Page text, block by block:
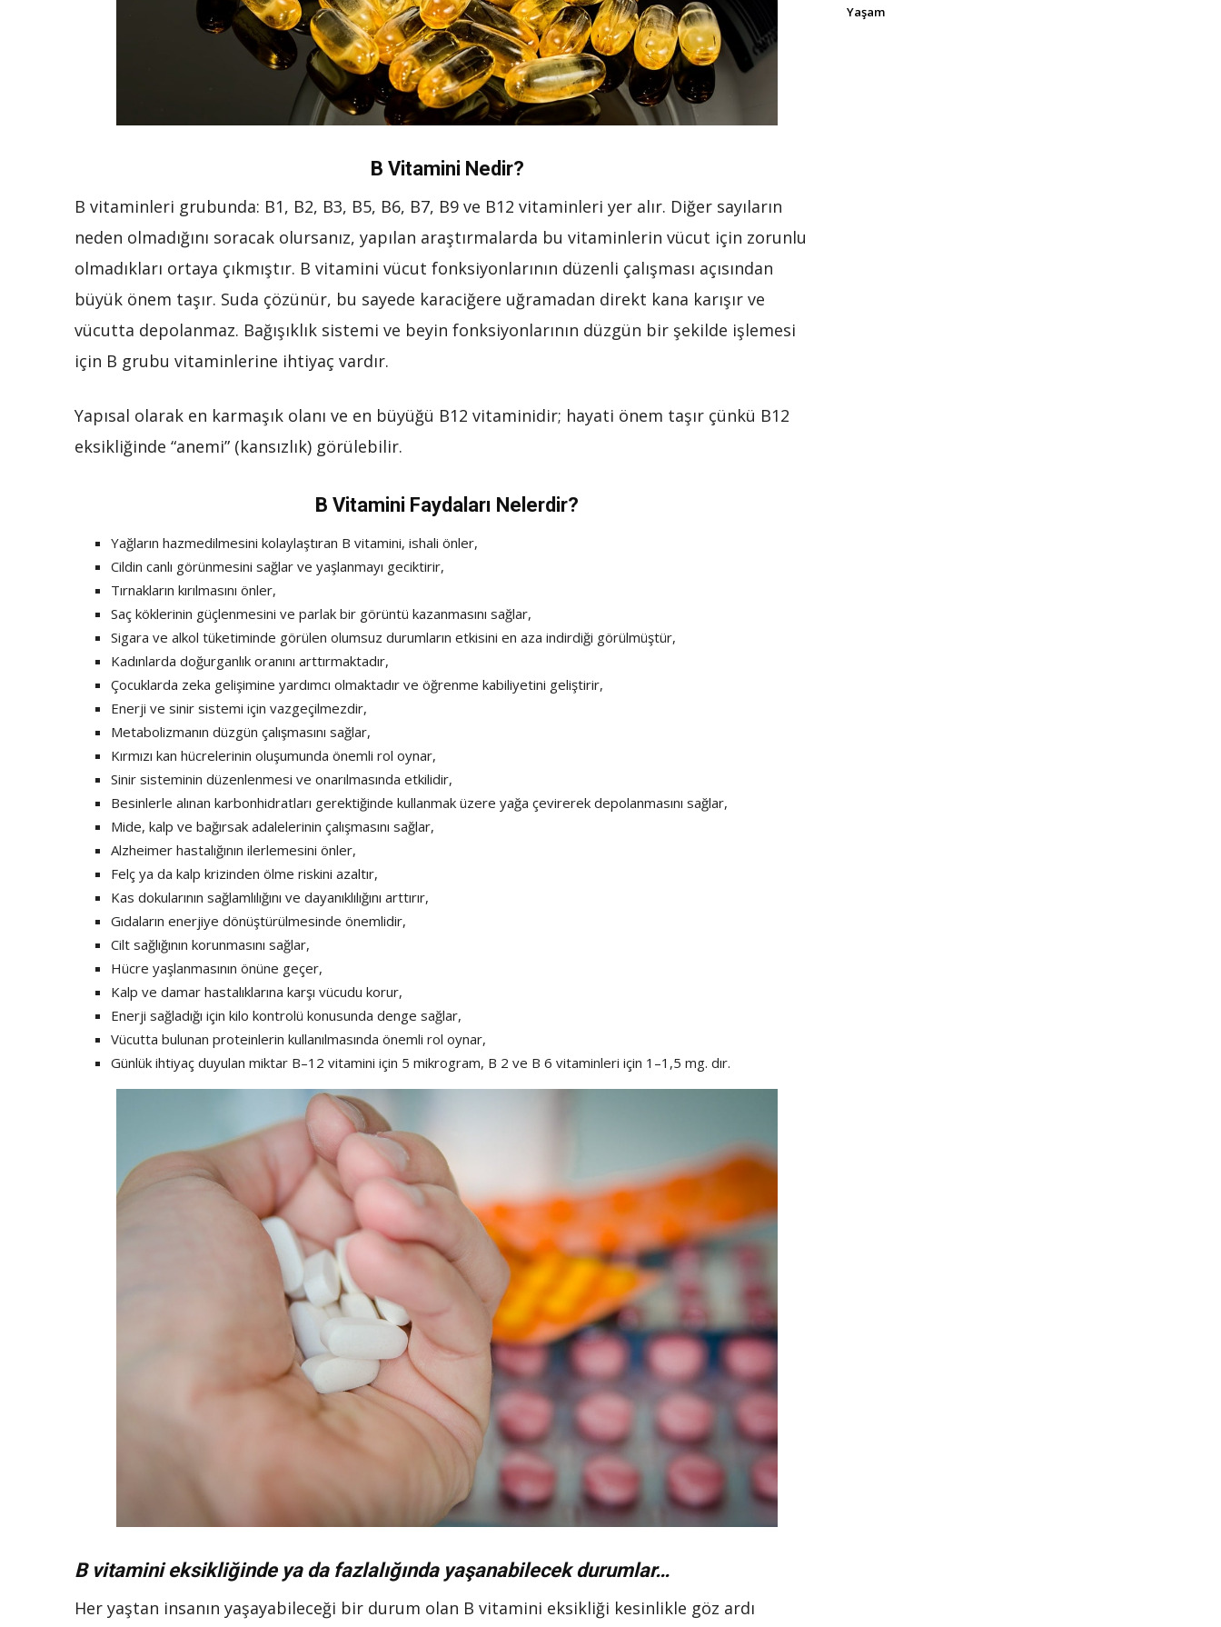
B Vitamini Nedir?
B vitaminleri grubunda: B1, B2, B3, B5, B6, B7, B9 ve B12 vitaminleri yer alır. Diğer sayıların
neden olmadığını soracak olursanız, yapılan araştırmalarda bu vitaminlerin vücut için zorunlu
olmadıkları ortaya çıkmıştır. B vitamini vücut fonksiyonlarının düzenli çalışması açısından
büyük önem taşır. Suda çözünür, bu sayede karaciğere uğramadan direkt kana karışır ve
vücutta depolanmaz. Bağışıklık sistemi ve beyin fonksiyonlarının düzgün bir şekilde işlemesi
için B grubu vitaminlerine ihtiyaç vardır.
Yapısal olarak en karmaşık olanı ve en büyüğü B12 vitaminidir; hayati önem taşır çünkü B12
eksikliğinde “anemi” (kansızlık) görülebilir.
B Vitamini Faydaları Nelerdir?
Yağların hazmedilmesini kolaylaştıran B vitamini, ishali önler,
Cildin canlı görünmesini sağlar ve yaşlanmayı geciktirir,
Tırnakların kırılmasını önler,
Saç köklerinin güçlenmesini ve parlak bir görüntü kazanmasını sağlar,
Sigara ve alkol tüketiminde görülen olumsuz durumların etkisini en aza indirdiği görülmüştür,
Kadınlarda doğurganlık oranını arttırmaktadır,
Çocuklarda zeka gelişimine yardımcı olmaktadır ve öğrenme kabiliyetini geliştirir,
Enerji ve sinir sistemi için vazgeçilmezdir,
Metabolizmanın düzgün çalışmasını sağlar,
Kırmızı kan hücrelerinin oluşumunda önemli rol oynar,
Sinir sisteminin düzenlenmesi ve onarılmasında etkilidir,
Besinlerle alınan karbonhidratları gerektiğinde kullanmak üzere yağa çevirerek depolanmasını sağlar,
Mide, kalp ve bağırsak adalelerinin çalışmasını sağlar,
Alzheimer hastalığının ilerlemesini önler,
Felç ya da kalp krizinden ölme riskini azaltır,
Kas dokularının sağlamlılığını ve dayanıklılığını arttırır,
Gıdaların enerjiye dönüştürülmesinde önemlidir,
Cilt sağlığının korunmasını sağlar,
Hücre yaşlanmasının önüne geçer,
Kalp ve damar hastalıklarına karşı vücudu korur,
Enerji sağladığı için kilo kontrolü konusunda denge sağlar,
Vücutta bulunan proteinlerin kullanılmasında önemli rol oynar,
Günlük ihtiyaç duyulan miktar B–12 vitamini için 5 mikrogram, B 2 ve B 6 vitaminleri için 1–1,5 mg. dır.
B vitamini eksikliğinde ya da fazlalığında yaşanabilecek durumlar…
Her yaştan insanın yaşayabileceği bir durum olan B vitamini eksikliği kesinlikle göz ardı
Yaşam